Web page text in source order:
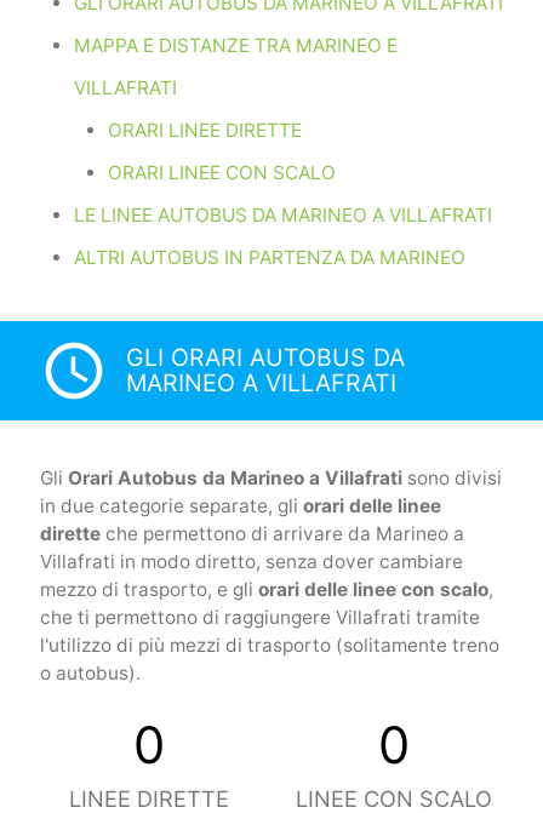
MAPPA E DISTANZE TRA MARINEO E
VILLAFRATI
ORARI LINEE DIRETTE
ORARI LINEE CON SCALO
LE LINEE AUTOBUS DA MARINEO A VILLAFRATI
ALTRI AUTOBUS IN PARTENZA DA MARINEO
access_time
GLI ORARI AUTOBUS DA
MARINEO A VILLAFRATI
Gli Orari Autobus da Marineo a Villafratisono divisi
in due categorie separate, gli orari delle linee
diretteche permettono di arrivare da Marineo a
Villafrati in modo diretto, senza dover cambiare
mezzo di trasporto, e gli orari delle linee con scalo,
che ti permettono di raggiungere Villafrati tramite
l'utilizzo di più mezzi di trasporto (solitamente treno
o autobus).
0
LINEE DIRETTE
0
LINEE CON SCALO